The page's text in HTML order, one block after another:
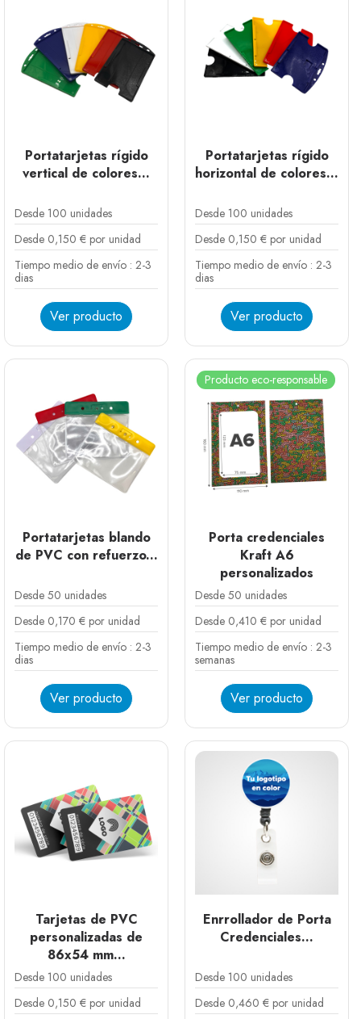
Portatarjetas rígido
vertical de colores...
Desde 100 unidades
Desde 0,150 € por unidad
Tiempo medio de envío : 2-3
dias
Ver producto
Portatarjetas rígido
horizontal de colores...
Desde 100 unidades
Desde 0,150 € por unidad
Tiempo medio de envío : 2-3
dias
Ver producto
Portatarjetas blando
de PVC con refuerzo...
Desde 50 unidades
Desde 0,170 € por unidad
Tiempo medio de envío : 2-3
dias
Ver producto
Producto eco-responsable
Porta credenciales
Kraft A6
personalizados
Desde 50 unidades
Desde 0,410 € por unidad
Tiempo medio de envío : 2-3
semanas
Ver producto
Tarjetas de PVC
personalizadas de
86x54 mm...
Desde 100 unidades
Desde 0,150 € por unidad
Enrrollador de Porta
Credenciales...
Desde 100 unidades
Desde 0,460 € por unidad